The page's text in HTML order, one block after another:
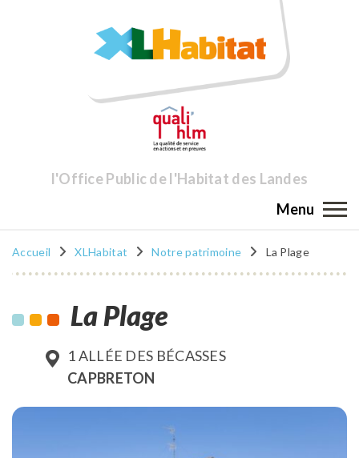
l'Office Public de l'Habitat des Landes
Menu
Accueil XLHabitat Notre patrimoine La Plage
La Plage
1 ALLÉE DES BÉCASSES
CAPBRETON